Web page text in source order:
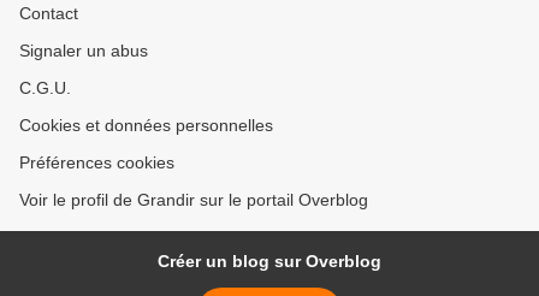
Contact
Signaler un abus
C.G.U.
Cookies et données personnelles
Préférences cookies
Voir le profil de Grandir sur le portail Overblog
Créer un blog sur Overblog